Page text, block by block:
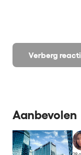
Verberg
Aanbevolen